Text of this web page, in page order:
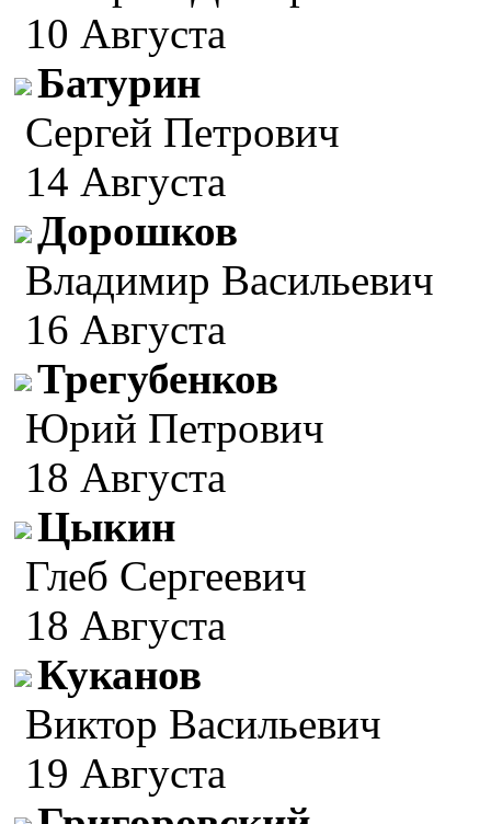
10 Августа
Батурин
Сергей Петрович
14 Августа
Дорошков
Владимир Васильевич
16 Августа
Трегубенков
Юрий Петрович
18 Августа
Цыкин
Глеб Сергеевич
18 Августа
Куканов
Виктор Васильевич
19 Августа